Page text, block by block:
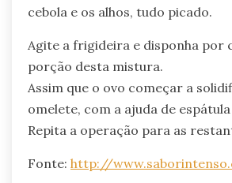
cebola e os alhos, tudo picado.
Agite a frigideira e disponha por
porção desta mistura.
Assim que o ovo começar a
omelete, com a ajuda de
Repita a operação para as
Fonte: http://